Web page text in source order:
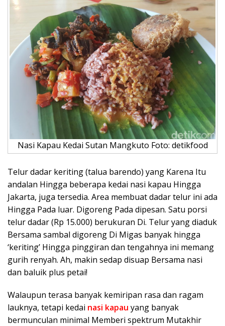
Nasi Kapau Kedai Sutan Mangkuto Foto: detikfood
Telur dadar keriting (talua barendo) yang Karena Itu
andalan Hingga beberapa kedai nasi kapau Hingga
Jakarta, juga tersedia. Area membuat dadar telur ini ada
Hingga Pada luar. Digoreng Pada dipesan. Satu porsi
telur dadar (Rp 15.000) berukuran Di. Telur yang diaduk
Bersama sambal digoreng Di Migas banyak hingga
‘keriting’ Hingga pinggiran dan tengahnya ini memang
gurih renyah. Ah, makin sedap disuap Bersama nasi
dan baluik plus petai!
Walaupun terasa banyak kemiripan rasa dan ragam
lauknya, tetapi kedai nasi kapau yang banyak
bermunculan minimal Memberi spektrum Mutakhir